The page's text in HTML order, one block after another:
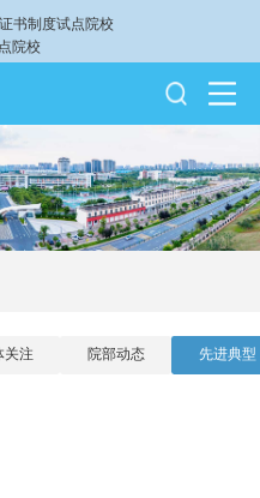
书制度试点院校
院校
关注 院部动态 先进典型